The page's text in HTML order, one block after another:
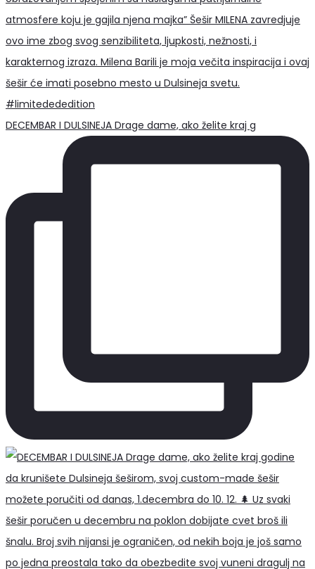
DECEMBAR I DULSINEJA Drage dame, ako želite kraj g